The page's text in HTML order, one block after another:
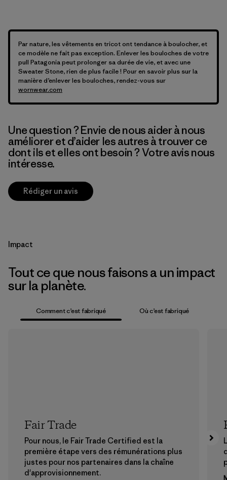
Par nature, les vêtements en tricot ont tendance à boulocher, et
ce modèle ne fait pas exception. Enlever les bouloches de votre
pull Patagonia peut prolonger sa durée de vie, et avec une
Sweater Stone, rien de plus facile ! Pour en savoir plus sur la
manière d’enlever les bouloches, rendez-vous sur
wornwear.com
Une question ? Envie de nous aider à nous
améliorer et d’aider les autres à trouver ce
dont ils et elles ont besoin ? Votre avis nous
intéresse.
Rédiger un avis
Impact
Tout ce que nous faisons a un impact
sur la planète.
Comment c’est fabriqué Où c’est fabriqué
Fair Trade
Pour nous, le Fair Trade Certified est la
première étape vers des rémunérations plus
justes pour nos partenaires dans la chaîne
d'approvisionnement.